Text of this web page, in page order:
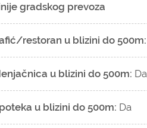
gradskog prevoza
restoran u blizini do 500m:
u blizini do 500m: Da
u blizini do 500m: Da